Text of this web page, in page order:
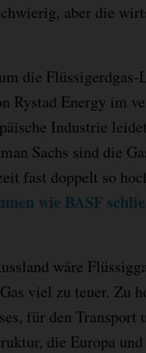
aber die
die
Rystad Energy im
Industrie
Sachs sind die
fast doppelt so
wie BASF
wäre
viel zu teuer. Zu
für den Transport
die Europa